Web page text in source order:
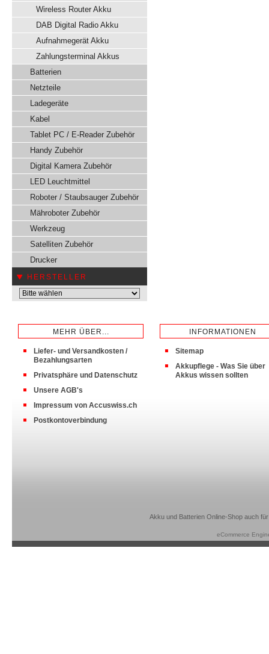
Wireless Router Akku
DAB Digital Radio Akku
Aufnahmegerät Akku
Zahlungsterminal Akkus
Batterien
Netzteile
Ladegeräte
Kabel
Tablet PC / E-Reader Zubehör
Handy Zubehör
Digital Kamera Zubehör
LED Leuchtmittel
Roboter / Staubsauger Zubehör
Mähroboter Zubehör
Werkzeug
Satelliten Zubehör
Drucker
HERSTELLER
MEHR ÜBER...
Liefer- und Versandkosten /
Bezahlungsarten
Privatsphäre und Datenschutz
Unsere AGB's
Impressum von Accuswiss.ch
Postkontoverbindung
INFORMATIONEN
Sitemap
Akkupflege - Was Sie über
Akkus wissen sollten
Akku und Batterien Online-Shop auch
eCommerce